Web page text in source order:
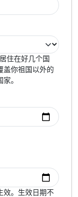
住在好几个国
盖你祖国以外的
。
效。生效日期不